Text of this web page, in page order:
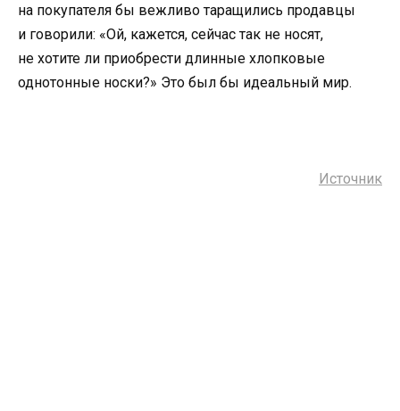
на покупателя бы вежливо таращились продавцы
и говорили: «Ой, кажется, сейчас так не носят,
не хотите ли приобрести длинные хлопковые
однотонные носки?» Это был бы идеальный мир.
Источник